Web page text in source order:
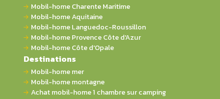
Mobil-home Charente Maritime
Mobil-home Aquitaine
Mobil-home Languedoc-Roussillon
Mobil-home Provence Côte d'Azur
Mobil-home Côte d'Opale
Destinations
Mobil-home mer
Mobil-home montagne
Achat mobil-home 1 chambre sur camping